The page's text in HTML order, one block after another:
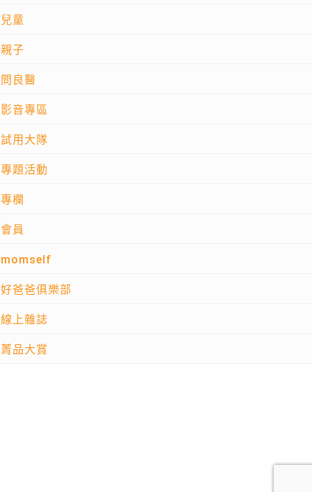
兒童
親子
問良醫
影音專區
試用大隊
專題活動
專欄
會員
momself
好爸爸俱樂部
線上雜誌
菁品大賞